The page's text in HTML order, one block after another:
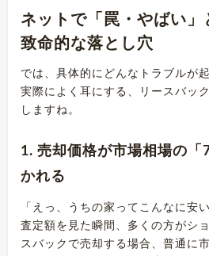
ネットで「罠・やばい
致命的な落とし穴
では、具体的にどんなトラブルが
実際によく耳にする、リースバッ
しますね。
1. 売却価格が市場相場の「
かれる
「えっ、うちの家ってこんなに安
査定額を見た瞬間、多くの方がシ
スバックで売却する場合、普通に